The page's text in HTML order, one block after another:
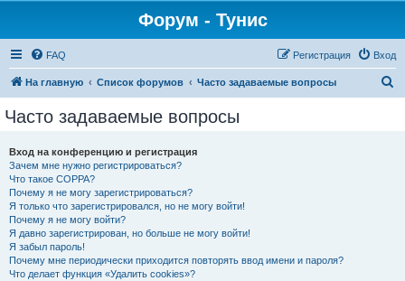
Форум - Тунис
FAQ Вход
Регистрация
На главную Список форумов Часто задаваемые вопросы
Часто задаваемые вопросы
Вход на конференцию и регистрация
Зачем мне нужно регистрироваться?
Что такое COPPA?
Почему я не могу зарегистрироваться?
Я только что зарегистрировался, но не могу войти!
Почему я не могу войти?
Я давно зарегистрирован, но больше не могу войти!
Я забыл пароль!
Почему мне периодически приходится повторять ввод имени и пароля?
Что делает функция «Удалить cookies»?